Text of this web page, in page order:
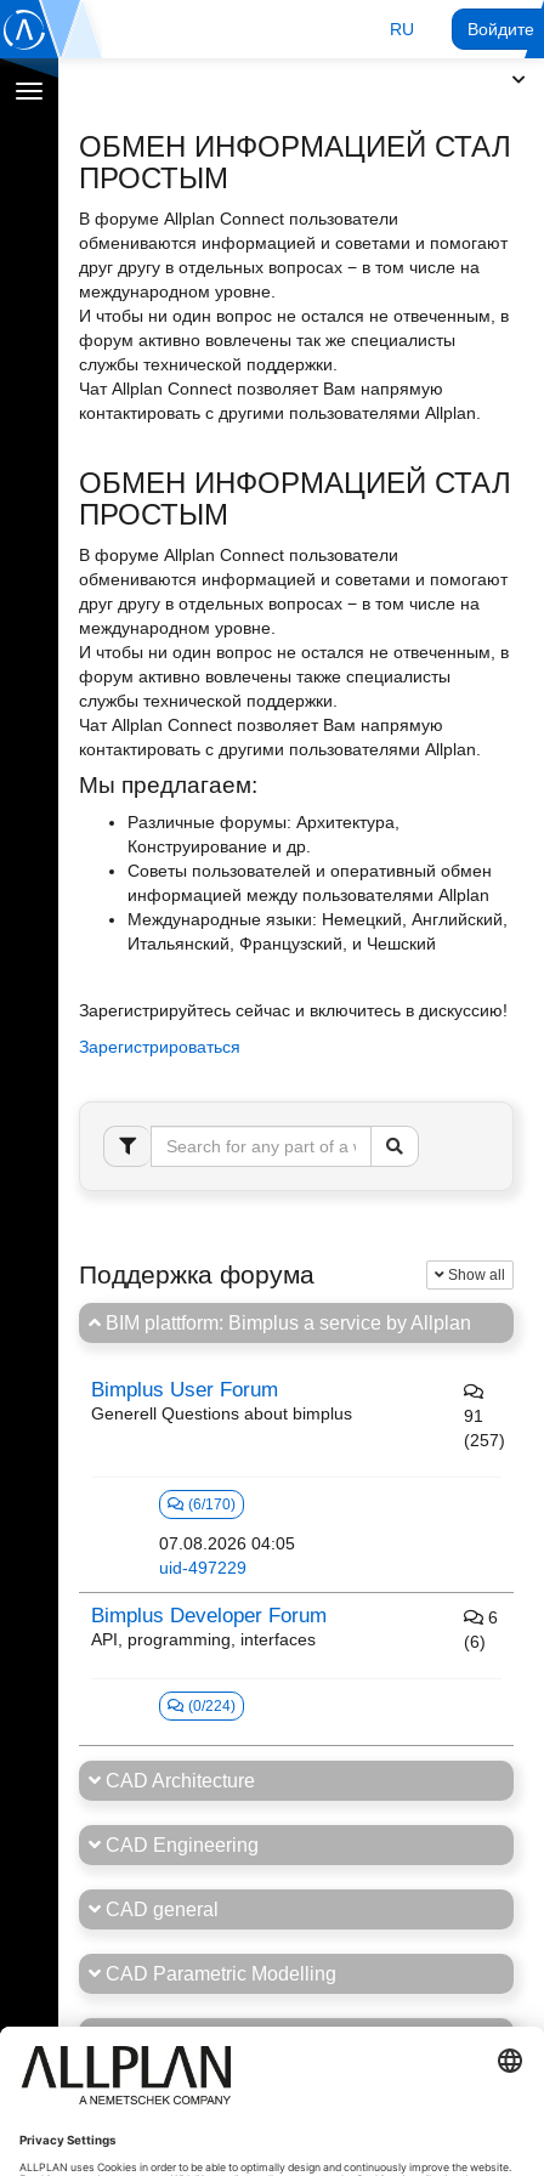
RU Войдите
Переключение
ОБМЕН ИНФОРМАЦИЕЙ СТАЛ
ПРОСТЫМ
В форуме Allplan Connect пользователи
обмениваются информацией и советами и помогают
друг другу в отдельных вопросах − в том числе на
международном уровне.
И чтобы ни один вопрос не остался не отвеченным, в
форум активно вовлечены так же специалисты
службы технической поддержки.
Чат Allplan Connect позволяет Вам напрямую
контактировать с другими пользователями Allplan.
ОБМЕН ИНФОРМАЦИЕЙ СТАЛ
ПРОСТЫМ
В форуме Allplan Connect пользователи
обмениваются информацией и советами и помогают
друг другу в отдельных вопросах − в том числе на
международном уровне.
И чтобы ни один вопрос не остался не отвеченным, в
форум активно вовлечены также специалисты
службы технической поддержки.
Чат Allplan Connect позволяет Вам напрямую
контактировать с другими пользователями Allplan.
Мы предлагаем:
Различные форумы: Архитектура,
Конструирование и др.
Советы пользователей и оперативный обмен
информацией между пользователями Allplan
Международные языки: Немецкий, Английский,
Итальянский, Французский, и Чешский
Зарегистрируйтесь сейчас и включитесь в дискуссию!
Зарегистрироваться
Поддержка форума Show all
BIM plattform: Bimplus a service by Allplan
Bimplus User Forum
Generell Questions about bimplus
91
(257)
(6/170)
07.08.2026 04:05
uid-497229
Bimplus Developer Forum
API, programming, interfaces
6
(6)
(0/224)
CAD Architecture
CAD Engineering
CAD general
CAD Parametric Modelling
General Forum Brasil/Portugal